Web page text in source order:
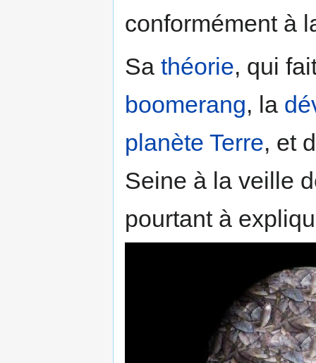
conformément à
Sa théorie, qui
boomerang, la
planète Terre, et
Seine à la veille
pourtant à